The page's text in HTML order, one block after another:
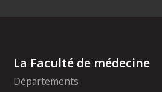
La Faculté de médecine
Départements